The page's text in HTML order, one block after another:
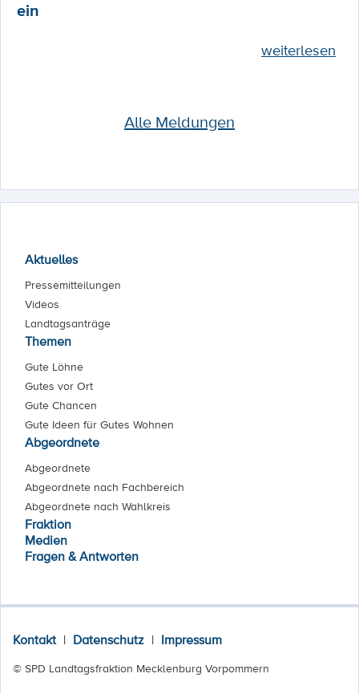
ein
weiterlesen
Alle Meldungen
Aktuelles
Pressemitteilungen
Videos
Landtagsanträge
Themen
Gute Löhne
Gutes vor Ort
Gute Chancen
Gute Ideen für Gutes Wohnen
Abgeordnete
Abgeordnete
Abgeordnete nach Fachbereich
Abgeordnete nach Wahlkreis
Fraktion
Medien
Fragen & Antworten
Kontakt | Datenschutz | Impressum
© SPD Landtagsfraktion Mecklenburg Vorpommern